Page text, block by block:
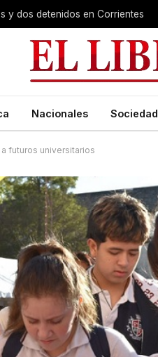
y dos detenidos en Corrientes
Nacionales Sociedad
futuros universitarios